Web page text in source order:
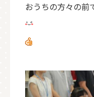
おうちの方々の前